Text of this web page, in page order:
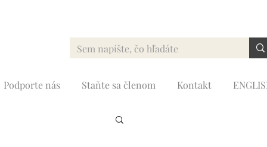
Podporte nás Staňte sa členom Kontakt